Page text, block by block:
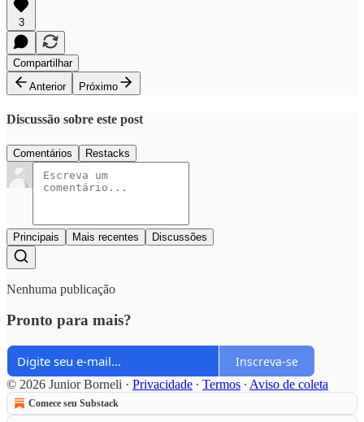
3
Compartilhar
Anterior
Próximo
Discussão sobre este post
Comentários Restacks
Principais Mais recentes Discussões
Nenhuma publicação
Pronto para mais?
Inscreva-se
© 2026 Junior Borneli · Privacidade ∙ Termos ∙ Aviso de coleta
Comece seu Substack